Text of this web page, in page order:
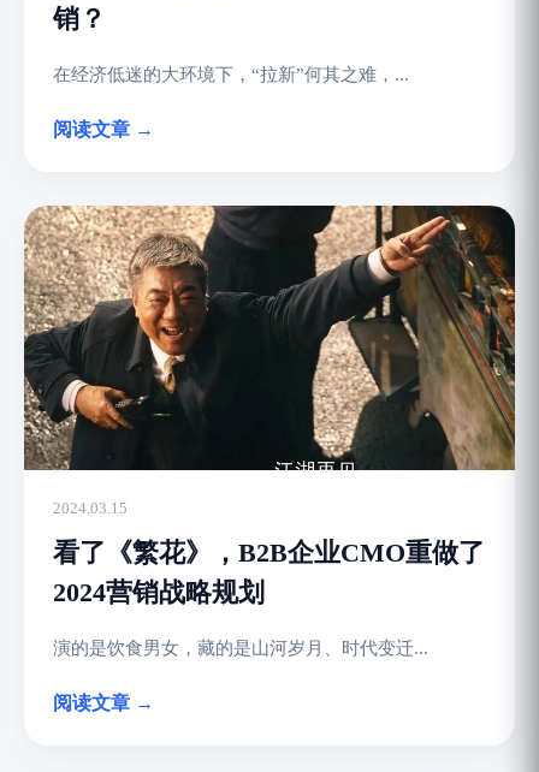
销？
在经济低迷的大环境下，“拉新”何其之难，...
阅读文章 →
2024.03.15
看了《繁花》，B2B企业CMO重做了
2024营销战略规划
演的是饮食男女，藏的是山河岁月、时代变迁...
阅读文章 →